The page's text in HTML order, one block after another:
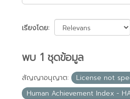
เรียงโดย
พบ 1 ชุดข้อมูล
สัญญาอนุญาต: License not
Human Achievement Index -